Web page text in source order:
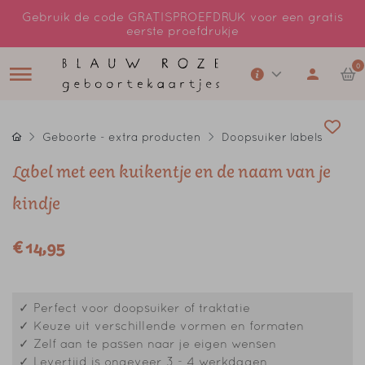
Gebruik de code GRATISPROEFDRUK voor een gratis
eerste proefdrukje
0
Geboorte - extra producten Doopsuiker labels
Label met een kuikentje en de naam van je
kindje
€ 14,95
✓ Perfect voor doopsuiker of traktatie
✓ Keuze uit verschillende vormen en formaten
✓ Zelf aan te passen naar je eigen wensen
✓ Levertijd is ongeveer 3 - 4 werkdagen